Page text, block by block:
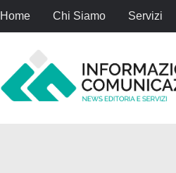
Home Chi Siamo Servizi